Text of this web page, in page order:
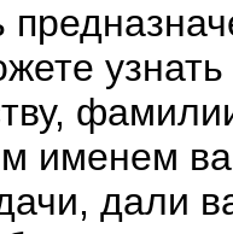
именем
дали